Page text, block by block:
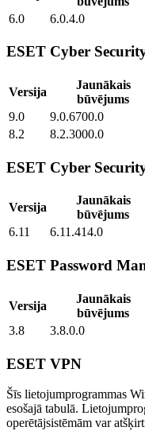
6.0
6.0.4.0
ESET Cyber
Versija
Jaunākais
būvējums
9.0
9.0.6700.0
8.2
8.2.3000.0
ESET Cyber
Versija
Jaunākais
būvējums
6.11
6.11.414.0
ESET Password
Versija
Jaunākais
būvējums
3.8
3.8.0.0
ESET VPN
Šīs lietojumprogrammas
esošajā tabulā.
operētājsistēmām var